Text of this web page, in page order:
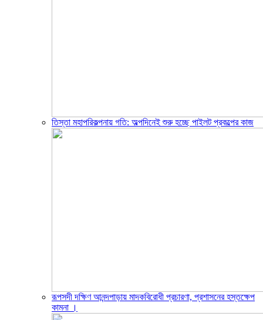
তিস্তা মহাপরিকল্পনায় গতি: অল্পদিনেই শুরু হচ্ছে পাইলট প্রকল্পের কাজ
রূপসদী দক্ষিণ আনন্দপাড়ায় মাদকবিরোধী প্রচারণা, প্রশাসনের হস্তক্ষেপ
কামনা ‎।